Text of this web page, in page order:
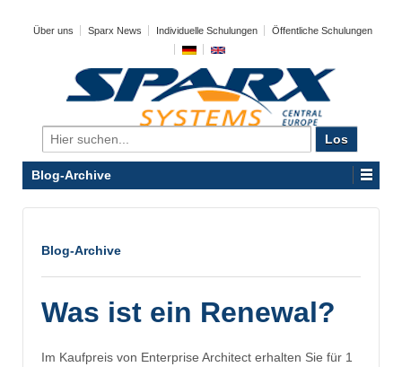
Über uns Sparx News Individuelle Schulungen Öffentliche Schulungen
Search
for:
Blog-Archive
Blog-Archive
Was ist ein Renewal?
Im Kaufpreis von Enterprise Architect erhalten Sie für 1